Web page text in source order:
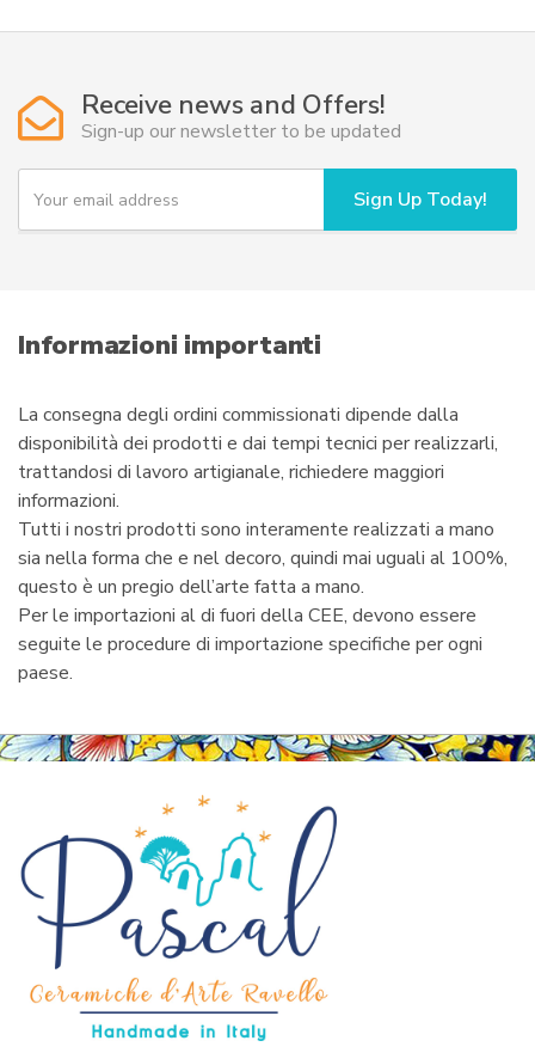
Receive news and Offers!
Sign-up our newsletter to be updated
Y
u
i
l
Sign Up Today!
Informazioni importanti
La consegna degli ordini commissionati dipende dalla
disponibilità dei prodotti e dai tempi tecnici per realizzarli,
trattandosi di lavoro artigianale, richiedere maggiori
informazioni.
Tutti i nostri prodotti sono interamente realizzati a mano
sia nella forma che e nel decoro, quindi mai uguali al 100%,
questo è un pregio dell’arte fatta a mano.
Per le importazioni al di fuori della CEE, devono essere
seguite le procedure di importazione specifiche per ogni
paese.